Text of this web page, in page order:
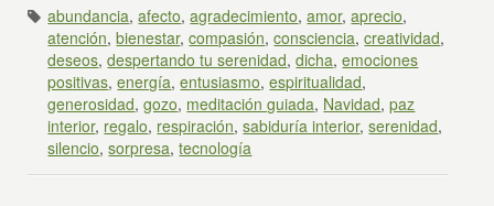
abundancia,afecto,agradecimiento,amor,aprecio,
atención,bienestar,compasión,consciencia,creatividad,
deseos,despertando tu serenidad,dicha,emociones
positivas,energía,entusiasmo,espiritualidad,
generosidad,gozo, meditación guiada, Navidad,paz
interior, regalo, respiración,sabiduría interior,serenidad,
silencio,sorpresa,tecnología